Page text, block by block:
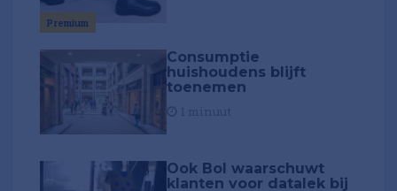
Premium
Consumptie
huishoudens blijft
toenemen
Ook Bol waarschuwt
klanten voor datalek bij